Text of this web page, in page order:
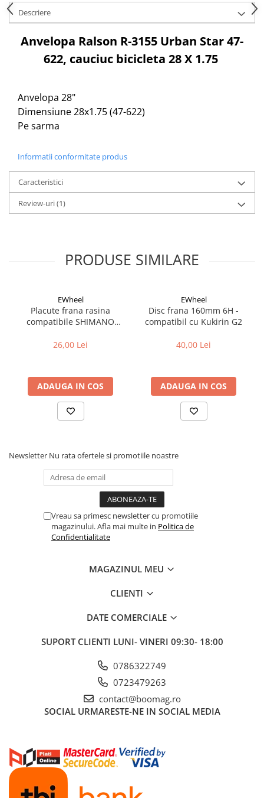
Cuvete bicicleta
Furci bicicleta
Cabluri si camasi
Frana bicicleta
Discuri frana bicicleta
Saboti frana bicicleta
Adaptoare frana bicicleta
Frane pe janta
Accesorii frane bicicleta
Roti bicicleta
Spite
Sei si tija sa bicicleta
Tija sa bicicleta
Coliere si cleme sa
Angrenaje bicicleta
Foi angrenaj
Angrenaj pedalier
Schimbator de viteze bicicleta
Schimbatoare fata
Manete schimbator si frana
Manete frana bicicleta
Manete schimbator bicicleta
Rulmenti si coronite
Casca bicicleta
Rucsaci si borsete ciclism
Manusi bicicleta
Imbracaminte ciclism barbati
Imbracaminte ciclism dama
Imbracaminte ciclism copii
Descriere
Anvelopa Ralson R-3155 Urban Star 47-
622, cauciuc bicicleta 28 X 1.75
Anvelopa 28"
Dimensiune 28x1.75 (47-622)
Pe sarma
Informatii conformitate produs
Caracteristici
Review-uri(1)
PRODUSE SIMILARE
EWheel
Placute frana rasina
compatibile SHIMANO
G2/G4 2025)
26,00 Lei
ADAUGA IN COS
EWheel
Disc frana 160mm 6H -
compatibil cu Kukirin G2
40,00 Lei
ADAUGA IN COS
Newsletter Nu rata ofertele si promotiile noastre
Vreau sa primesc newsletter cu promotiile
magazinului. Afla mai multe in Politica de
Confidentialitate
MAGAZINUL MEU
CLIENTI
DATE COMERCIALE
SUPORT CLIENTI LUNI- VINERI 09:30- 18:00
0786322749
0723479263
contact@boomag.ro
SOCIAL URMARESTE-NE IN SOCIAL MEDIA